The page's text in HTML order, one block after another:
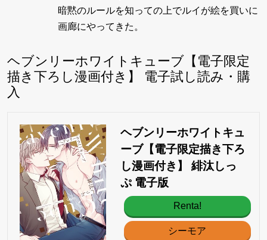
暗黙のルールを知っての上でルイが絵を買いに
画廊にやってきた。
ヘブンリーホワイトキューブ【電子限定
描き下ろし漫画付き】 電子試し読み・購
入
ヘブンリーホワイトキュ
ーブ【電子限定描き下ろ
し漫画付き】 緋汰しっ
ぷ 電子版
Renta!
シーモア